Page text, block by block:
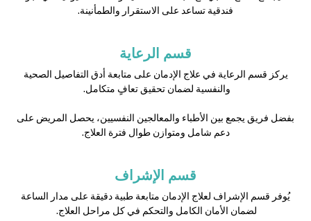
فندقية تساعد على الاستقرار والطمأنينة.
قسم الرعاية
يركز قسم الرعاية في علاج الإدمان على متابعة أدق التفاصيل الصحية
والنفسية لضمان تحقيق تعافٍ متكامل.
بفضل فريق يجمع بين الأطباء والمعالجين النفسيين، يحصل المريض على
دعم شامل ومتوازن طوال فترة العلاج.
قسم الإشراف
يُوفر قسم الإشراف لعلاج الإدمان متابعة طبية دقيقة على مدار الساعة
لضمان الأمان الكامل والتحكم في كل مراحل العلاج.